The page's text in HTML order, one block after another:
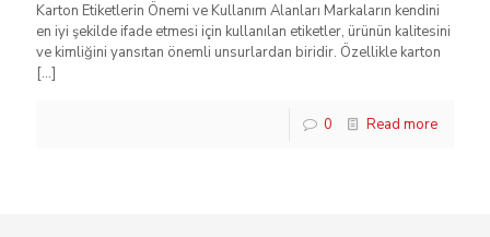
Karton Etiketlerin Önemi ve Kullanım Alanları Markaların kendini
en iyi şekilde ifade etmesi için kullanılan etiketler, ürünün kalitesini
ve kimliğini yansıtan önemli unsurlardan biridir. Özellikle karton
[…]
0 Read more